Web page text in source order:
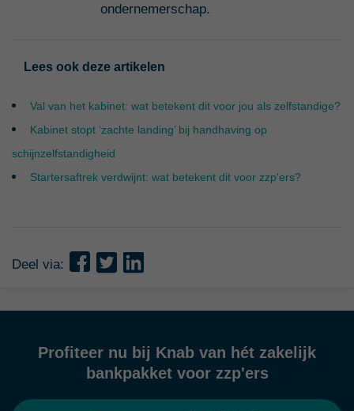
ondernemerschap.
Lees ook deze artikelen
Val van het kabinet: wat betekent dit voor jou als zelfstandige?
Kabinet stopt ‘zachte landing’ bij handhaving op
schijnzelfstandigheid
Startersaftrek verdwijnt: wat betekent dit voor zzp'ers?
Deel via:
Profiteer nu bij Knab van hét zakelijk
bankpakket voor zzp'ers